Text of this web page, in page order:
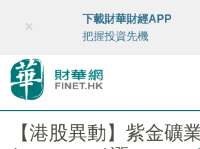
財華智庫網 FINTV FINMETA
×
下載財華財經APP
把握投資先機
【港股異動】紫金礦